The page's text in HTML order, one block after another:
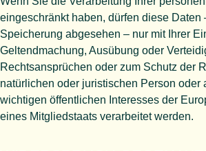
eingeschränkt haben, dürfen diese Daten
Speicherung abgesehen – nur mit Ihrer
Geltendmachung, Ausübung oder
Rechtsansprüchen oder zum Schutz der
natürlichen oder juristischen Person oder
wichtigen öffentlichen Interesses der
eines Mitgliedstaats verarbeitet werden.